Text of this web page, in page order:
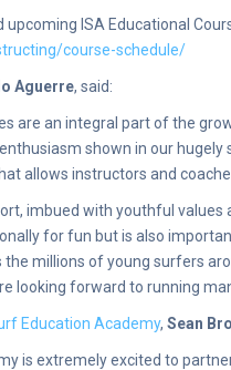
upcoming ISA Educational
course-schedule/
Aguerre, said:
are an integral part of the
shown in our
allows instructors and
imbued with youthful
for fun but is also
millions of young surfers
looking forward to running
Education Academy, Sean
is extremely excited to